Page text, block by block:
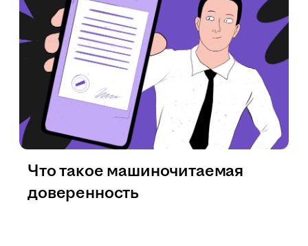
Что такое машиночитаемая
доверенность